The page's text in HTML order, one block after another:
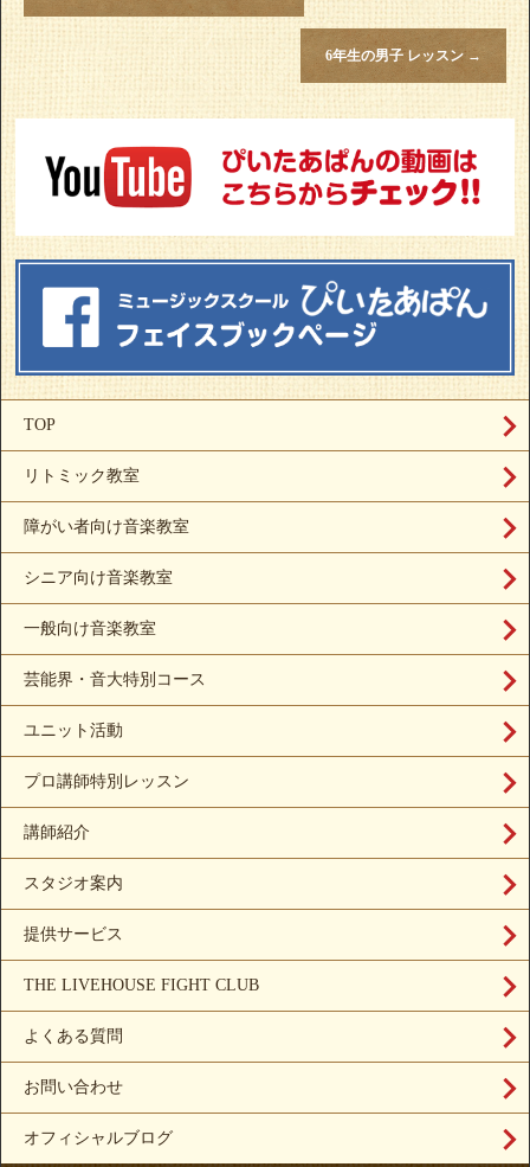
6年生の男子 レッスン →
TOP
リトミック教室
障がい者向け音楽教室
シニア向け音楽教室
一般向け音楽教室
芸能界・音大特別コース
ユニット活動
プロ講師特別レッスン
講師紹介
スタジオ案内
提供サービス
THE LIVEHOUSE FIGHT CLUB
よくある質問
お問い合わせ
オフィシャルブログ